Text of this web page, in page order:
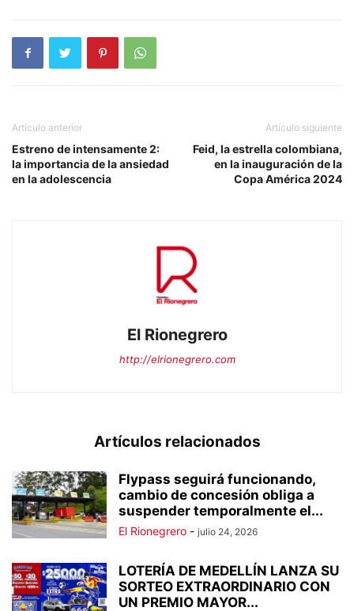
Artículo anterior
Estreno de intensamente 2:
la importancia de la ansiedad
en la adolescencia
Artículo siguiente
Feid, la estrella colombiana,
en la inauguración de la
Copa América 2024
El Rionegrero
http://elrionegrero.com
Artículos relacionados
Flypass seguirá funcionando,
cambio de concesión obliga a
suspender temporalmente el...
El Rionegrero - julio 24, 2026
LOTERÍA DE MEDELLÍN LANZA SU
SORTEO EXTRAORDINARIO CON
UN PREMIO MAYOR...